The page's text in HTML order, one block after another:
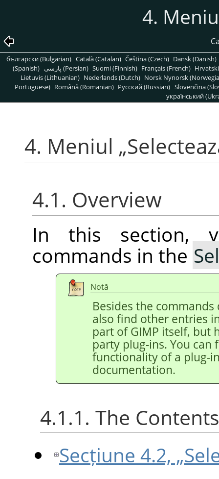
4.
български (Bulgarian) Català (Catalan) Čeština (Czech) Dansk (Danish)
(Spanish)
پارسی (Persian) Suomi (Finnish) Français (French)
Lietuvis (Lithuanian) Nederlands (Dutch) Norsk Nynorsk
Portuguese) Română (Romanian) Pусский (Russian) Slovenčina
український
4. Meniul „
4.1. Overview
In this section,
commands in the
Notă
Besides the
also find other entries
part ofGIMP itself, but
party plug-ins. You
functionality of a plug-
documentation.
4.1.1. The
Secțiune 4.2,